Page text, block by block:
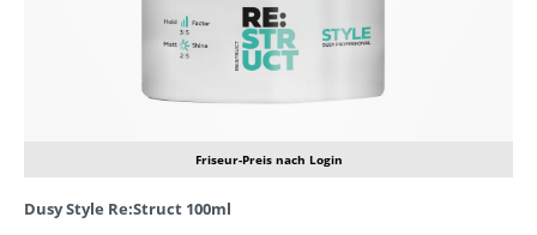
Friseur-Preis nach Login
Dusy Style Re:Struct 100ml